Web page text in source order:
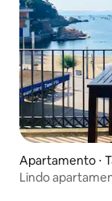
Apartamento ⋅
Lindo